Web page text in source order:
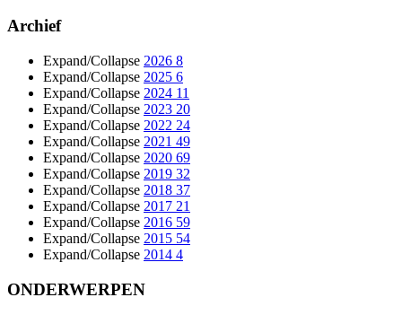
Archief
Expand/Collapse 2026 8
Expand/Collapse 2025 6
Expand/Collapse 2024 11
Expand/Collapse 2023 20
Expand/Collapse 2022 24
Expand/Collapse 2021 49
Expand/Collapse 2020 69
Expand/Collapse 2019 32
Expand/Collapse 2018 37
Expand/Collapse 2017 21
Expand/Collapse 2016 59
Expand/Collapse 2015 54
Expand/Collapse 2014 4
ONDERWERPEN